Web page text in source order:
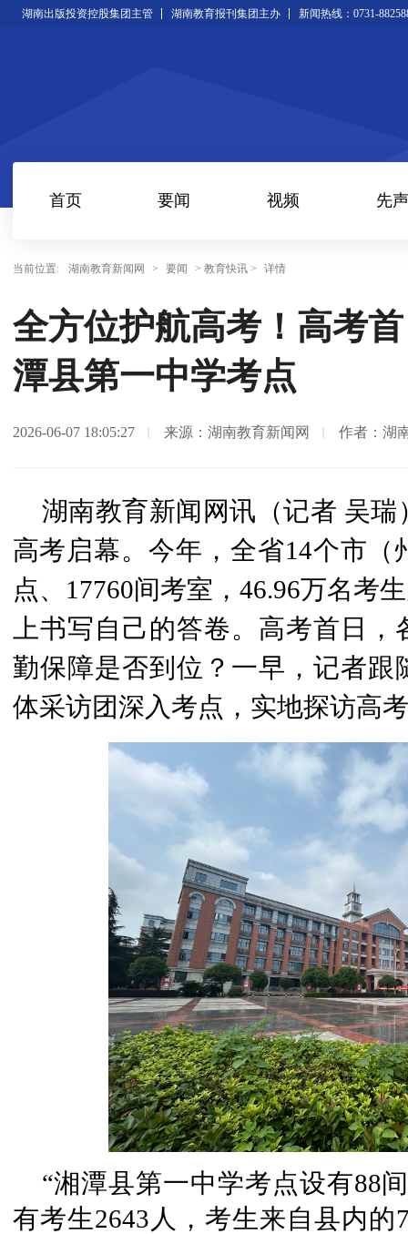
湖南出版投资控股集团主管 湖南教育报刊集团主办 新闻热线：0731-
首页 要闻 视频 先声
当前位置: 湖南教育新闻网 > 要闻 > 教育快讯 > 详情
全方位护航高考！高考
潭县第一中学考点
2026-06-07 18:05:27 来源：湖南教育新闻网 作者：湖
湖南教育新闻网讯（记者 吴
高考启幕。今年，全省14个市（
点、17760间考室，46.96万名考
上书写自己的答卷。高考首日
勤保障是否到位？一早，记者
体采访团深入考点，实地探访高
“湘潭县第一中学考点设有88
有考生2643人，考生来自县内